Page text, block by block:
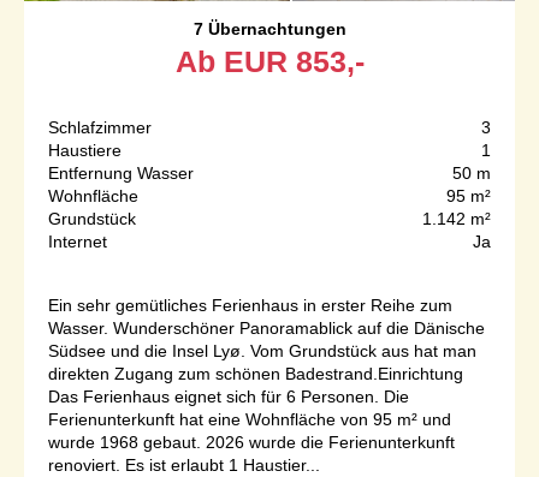
7 Übernachtungen
Ab EUR 853,-
Schlafzimmer
3
Haustiere
1
Entfernung Wasser
50 m
Wohnfläche
95 m²
Grundstück
1.142 m²
Internet
Ja
Ein sehr gemütliches Ferienhaus in erster Reihe zum
Wasser. Wunderschöner Panoramablick auf die Dänische
Südsee und die Insel Lyø. Vom Grundstück aus hat man
direkten Zugang zum schönen Badestrand.Einrichtung
Das Ferienhaus eignet sich für 6 Personen. Die
Ferienunterkunft hat eine Wohnfläche von 95 m² und
wurde 1968 gebaut. 2026 wurde die Ferienunterkunft
renoviert. Es ist erlaubt 1 Haustier...